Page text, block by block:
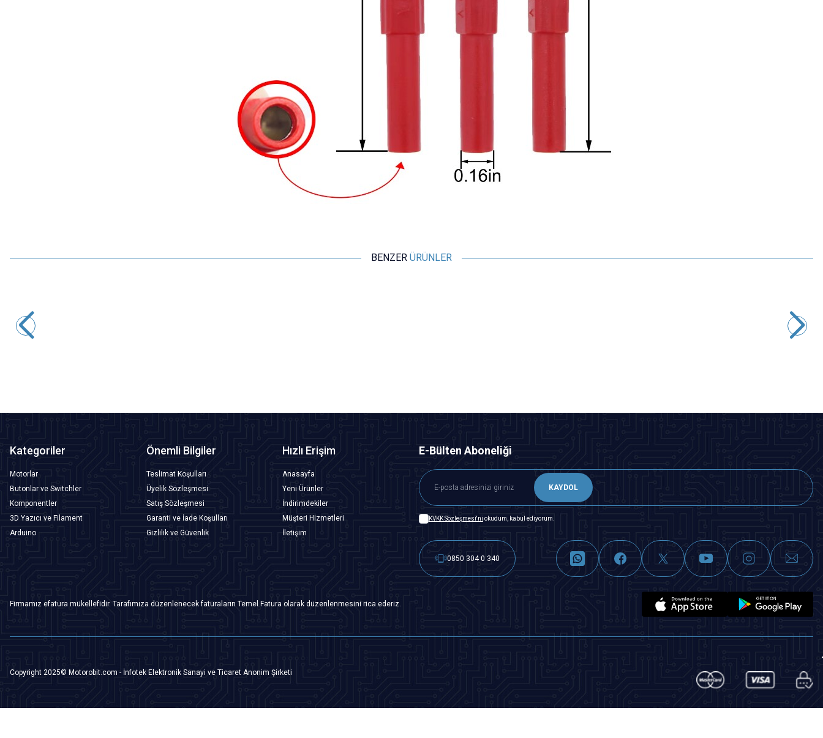
BENZER ÜRÜNLER
Kategoriler
Motorlar
Butonlar ve Switchler
Komponentler
3D Yazıcı ve Filament
Arduino
Önemli Bilgiler
Teslimat Koşulları
Üyelik Sözleşmesi
Satış Sözleşmesi
Garanti ve İade Koşulları
Gizlilik ve Güvenlik
Hızlı Erişim
Anasayfa
Yeni Ürünler
İndirimdekiler
Müşteri Hizmetleri
İletişim
E-Bülten Aboneliği
KAYDOL
KVKK Sözleşmesi'ni okudum, kabul ediyorum.
0850 304 0 340
Firmamız efatura mükellefidir. Tarafımıza düzenlenecek faturaların Temel Fatura olarak düzenlenmesini rica ederiz.
Copyright 2025© Motorobit.com - İnfotek Elektronik Sanayi ve Ticaret Anonim Şirketi